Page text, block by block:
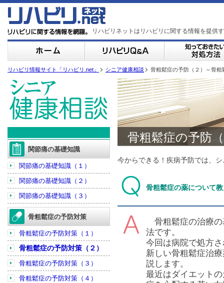
リハビリネットはリハビリに関する情報を提供
リハビリ情報サイト「リハビリ.net」 シニア健康相談 骨粗鬆症の予防（２）～骨
関節痛の基礎知識
関節痛の基礎知識（１）
関節痛の基礎知識（２）
関節痛の基礎知識（３）
骨粗鬆症の予防対策
骨粗鬆症の予防対策（１）
骨粗鬆症の予防対策（２）
骨粗鬆症の予防対策（３）
骨粗鬆症の予防対策（４）
骨粗鬆症の予防
今からできる！疾病予防では、
骨粗鬆症の薬について
骨粗鬆症の治療
法です。
今回は病院で処方
新しい骨粗鬆症治
説します。
最近はダイエット